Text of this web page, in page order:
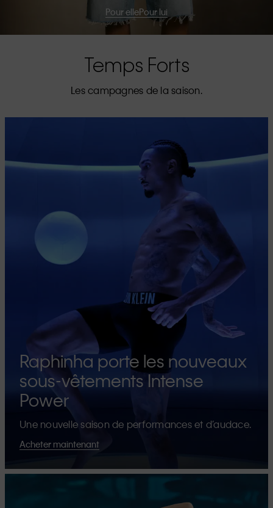
Pour ellePour lui
Temps Forts
Les campagnes de la saison.
Raphinha porte les nouveaux
sous-vêtements Intense
Power
Une nouvelle saison de performances et d’audace.
Acheter maintenant